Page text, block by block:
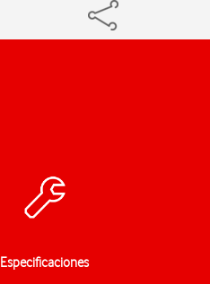
Especificaciones